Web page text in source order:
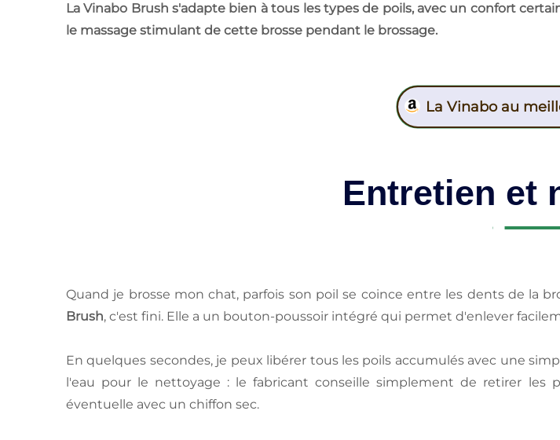
La Vinabo Brush s'adapte bien à tous les types de poils, avec un confort
le massage stimulant de cette brosse pendant le brossage.
La Vinabo au
Entretien et
Quand je brosse mon chat, parfois son poil se coince entre les dents de la
Brush, c'est fini. Elle a un bouton-poussoir intégré qui permet d'enlever
En quelques secondes, je peux libérer tous les poils accumulés avec une
l'eau pour le nettoyage : le fabricant conseille simplement de retirer les
éventuelle avec un chiffon sec.